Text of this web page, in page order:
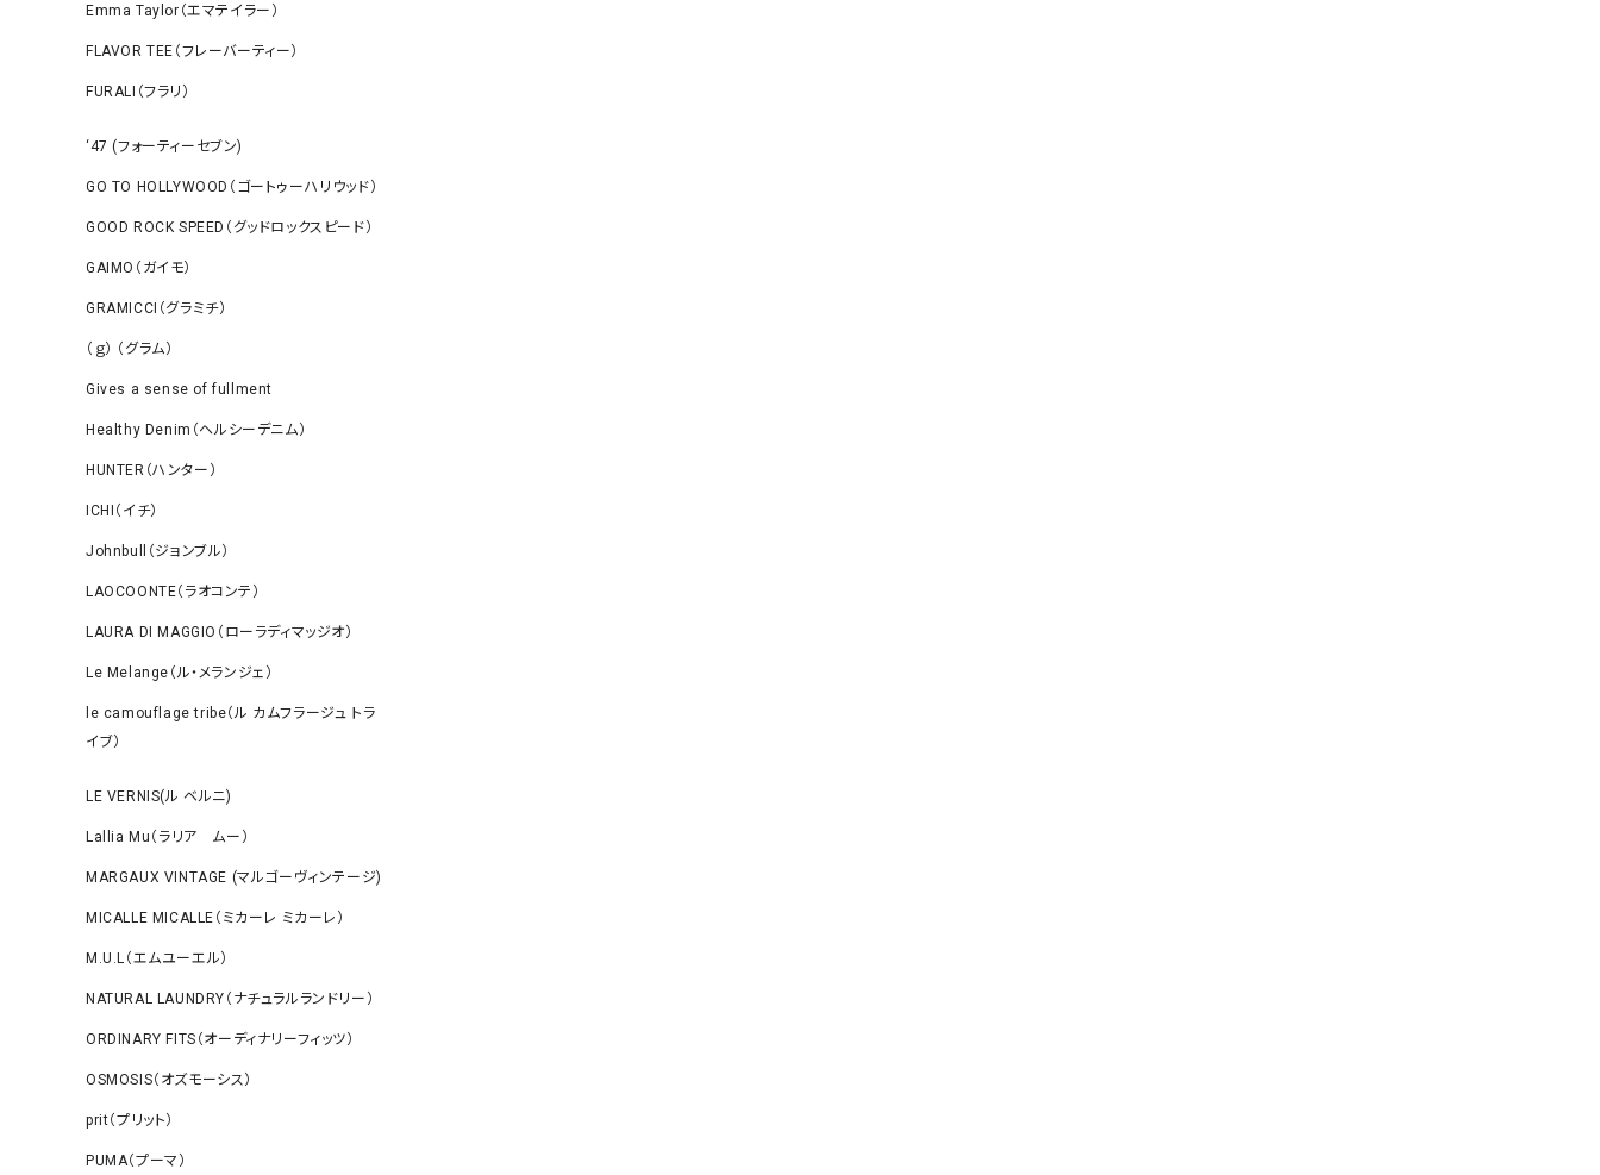
Emma Taylor（エマテイラー）
FLAVOR TEE（フレーバーティー）
FURALI（フラリ）
‘47 (フォーティーセブン)
GO TO HOLLYWOOD（ゴートゥーハリウッド）
GOOD ROCK SPEED（グッドロックスピード）
GAIMO（ガイモ）
GRAMICCI（グラミチ）
（ｇ） （グラム）
Gives a sense of fullment
Healthy Denim（ヘルシーデニム）
HUNTER（ハンター）
ICHI（イチ）
Johnbull（ジョンブル）
LAOCOONTE（ラオコンテ）
LAURA DI MAGGIO（ローラディマッジオ）
Le Melange（ル・メランジェ）
le camouflage tribe（ル カムフラージュ トラ
イブ）
LE VERNIS(ル ベルニ)
Lallia Mu（ラリア ムー）
MARGAUX VINTAGE (マルゴーヴィンテージ)
MICALLE MICALLE（ミカーレ ミカーレ）
M.U.L（エムユーエル）
NATURAL LAUNDRY（ナチュラルランドリー）
ORDINARY FITS（オーディナリーフィッツ）
OSMOSIS（オズモーシス）
prit（プリット）
PUMA（プーマ）